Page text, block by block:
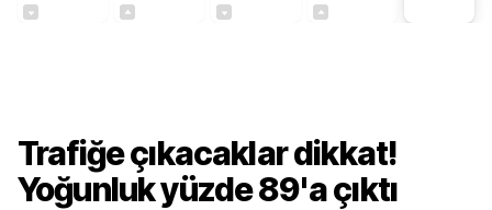
Trafiğe çıkacaklar dikkat!
Yoğunluk yüzde 89'a çıktı